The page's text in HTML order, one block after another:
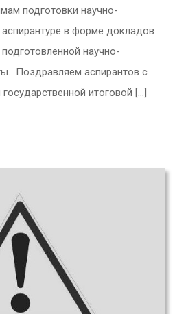
подготовки научно-
в форме докладов
научно-
Поздравляем аспирантов с
итоговой […]